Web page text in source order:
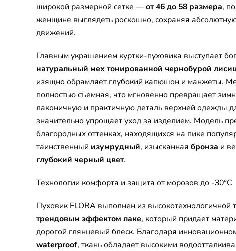
широкой размерной сетке —от 46 до 58 размера,
женщине выглядеть роскошно, сохраняя
движений.
Главным украшением куртки-пуховика выступает
натуральный мех тонированной чернобурой
изящно обрамляет глубокий капюшон и манжеты.
полностью съемная, что мгновенно превращает
лаконичную и практичную деталь верхней одежды
значительно упрощает уход за изделием. Модель
благородных оттенках, находящихся на пике
таинственный изумрудный, изысканная бронза и
глубокий черный цвет.
Технологии комфорта и защита от морозов до -30°C
Пуховик FLORA выполнен из высокотехнологичной
трендовым эффектом лаке, который придает
дорогой глянцевый блеск. Благодаря
waterproof, ткань обладает высокими